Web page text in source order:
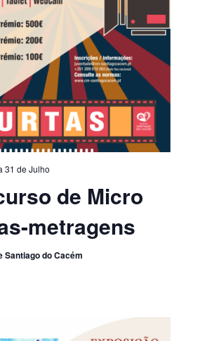
de Micro
metragens
31 de Julho
Santiago do Cacém